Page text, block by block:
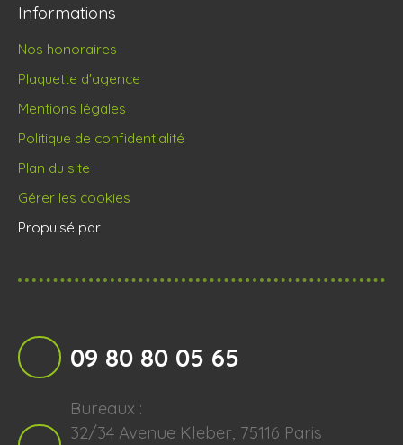
Informations
Nos honoraires
Plaquette d'agence
Mentions légales
Politique de confidentialité
Plan du site
Gérer les cookies
Propulsé par
09 80 80 05 65
Bureaux :
32/34 Avenue Kleber, 75116 Paris